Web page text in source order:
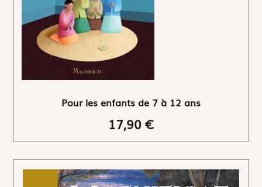
Pour les enfants de 7 à 12 ans
17,90 €